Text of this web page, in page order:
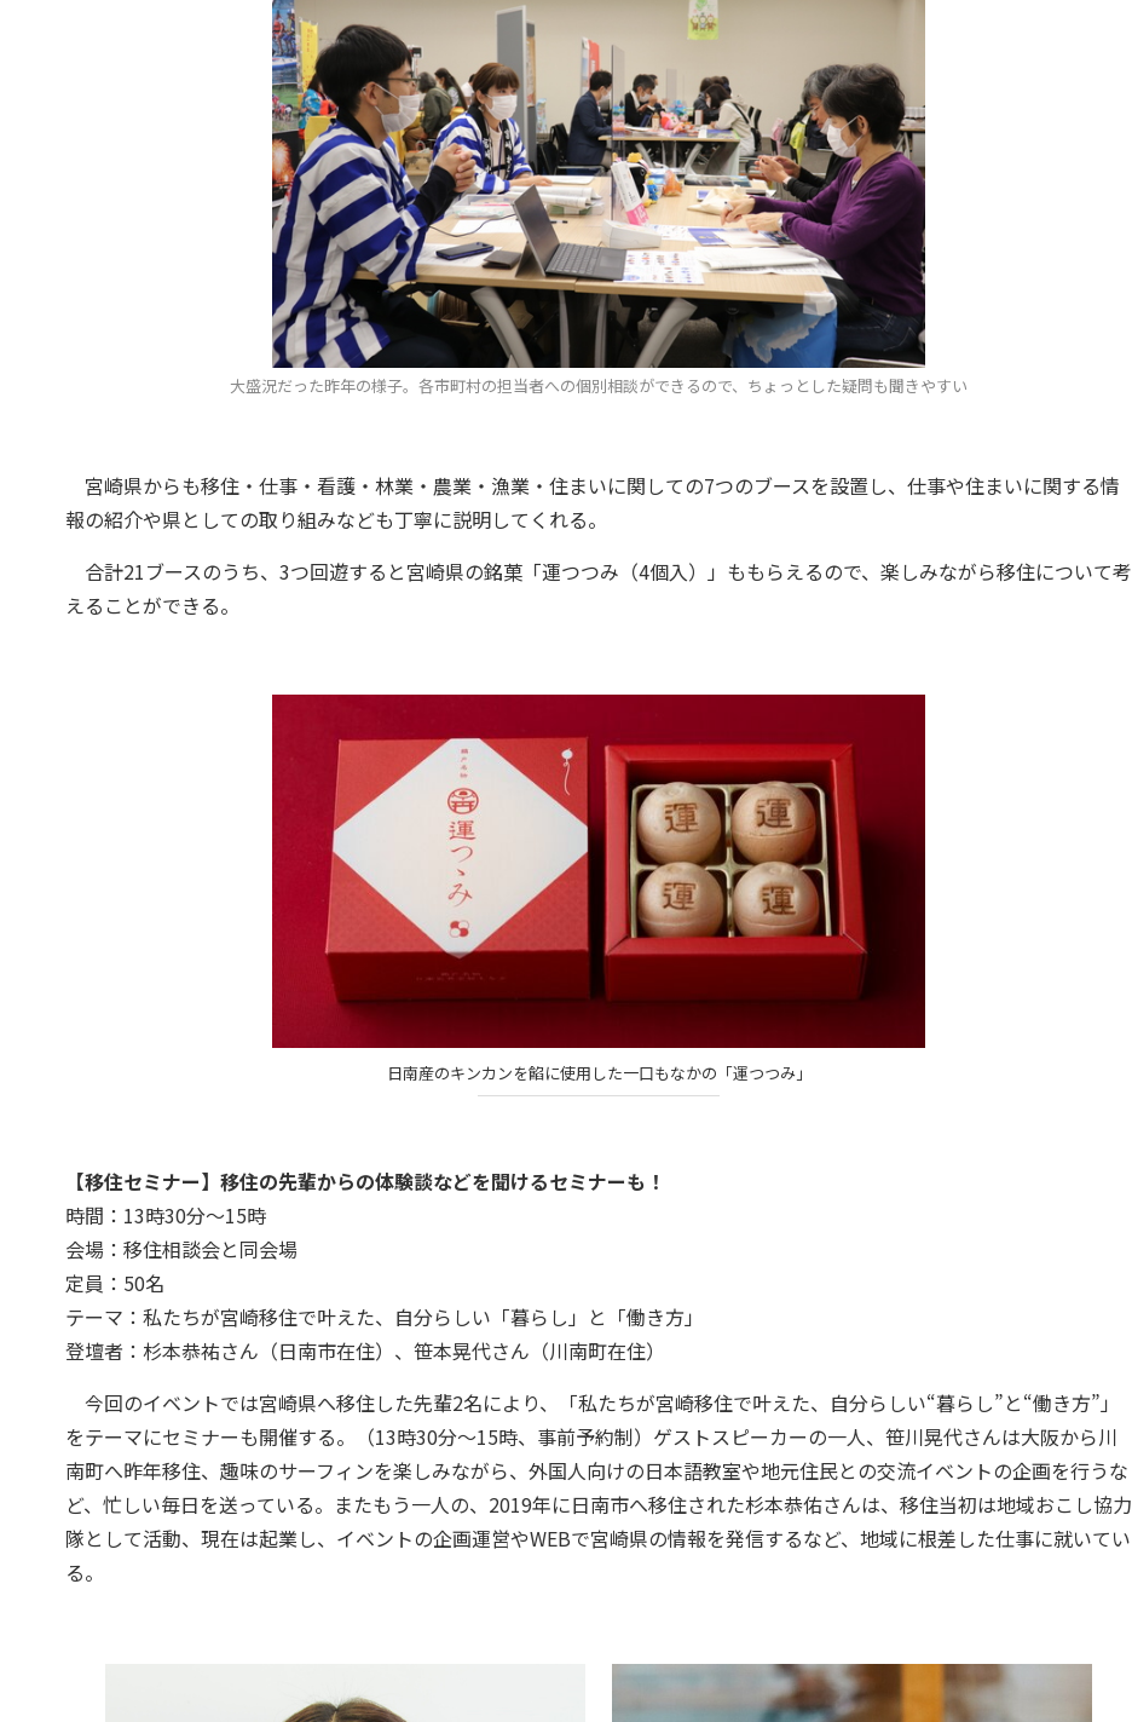
大盛況だった昨年の様子。各市町村の担当者への個別相談ができるので、ちょっとした疑問も聞きやすい
宮崎県からも移住・仕事・看護・林業・農業・漁業・住まいに関しての7つのブースを設置し、仕事や住まいに関する情
報の紹介や県としての取り組みなども丁寧に説明してくれる。
合計21ブースのうち、3つ回遊すると宮崎県の銘菓「運つつみ（4個入）」ももらえるので、楽しみながら移住について考
えることができる。
日南産のキンカンを餡に使用した一口もなかの「運つつみ」
【移住セミナー】移住の先輩からの体験談などを聞けるセミナーも！
時間：13時30分～15時
会場：移住相談会と同会場
定員：50名
テーマ：私たちが宮崎移住で叶えた、自分らしい「暮らし」と「働き方」
登壇者：杉本恭祐さん（日南市在住）、笹本晃代さん（川南町在住）
今回のイベントでは宮崎県へ移住した先輩2名により、「私たちが宮崎移住で叶えた、自分らしい“暮らし”と“働き方”」
をテーマにセミナーも開催する。（13時30分～15時、事前予約制）ゲストスピーカーの一人、笹川晃代さんは大阪から川
南町へ昨年移住、趣味のサーフィンを楽しみながら、外国人向けの日本語教室や地元住民との交流イベントの企画を行うな
ど、忙しい毎日を送っている。またもう一人の、2019年に日南市へ移住された杉本恭佑さんは、移住当初は地域おこし協力
隊として活動、現在は起業し、イベントの企画運営やWEBで宮崎県の情報を発信するなど、地域に根差した仕事に就いてい
る。